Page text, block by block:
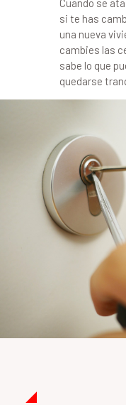
Cuando se
si te has
una nueva
cambies las
sabe lo que
quedarse